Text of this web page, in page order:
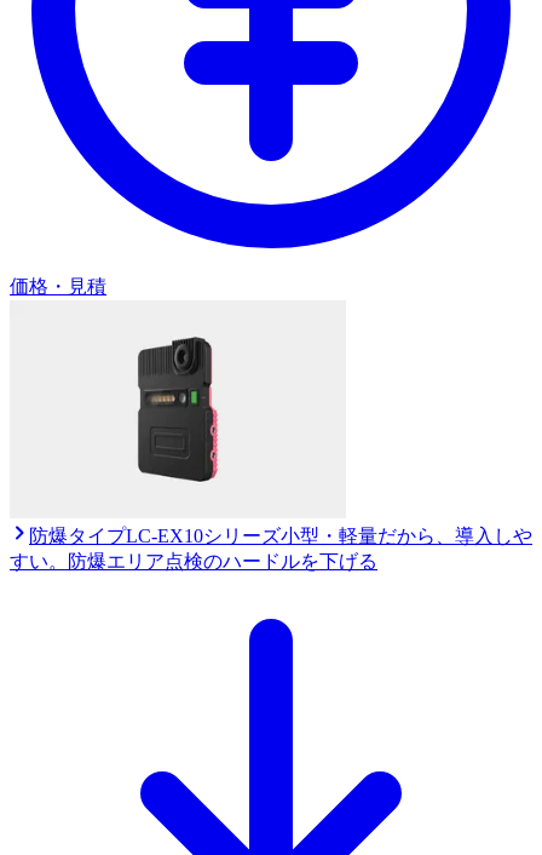
価格・見積
防爆タイプLC-EX10シリーズ小型・軽量だから、導入しや
すい。防爆エリア点検のハードルを下げる